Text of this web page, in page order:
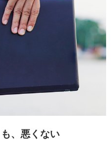
、悪くない